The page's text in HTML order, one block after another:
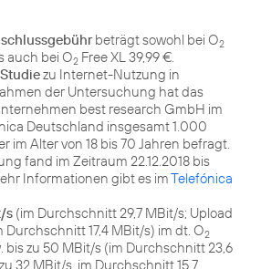
beträgt sowohl bei O2
auch bei O2 Free XL 39,99 €.
zu Internet-Nutzung in
der Untersuchung hat das
best research GmbH im
Deutschland insgesamt 1.000
im Alter von 18 bis 70 Jahren befragt.
fand im Zeitraum 22.12.2018 bis
Informationen gibt es imTelefónica
s (im Durchschnitt 29,7 MBit/s; Upload
Durchschnitt 17,4 MBit/s) im dt. O2
bis zu 50 MBit/s (im Durchschnitt 23,6
32 MBit/s, im Durchschnitt 15,7